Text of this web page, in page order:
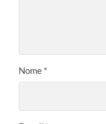
Nome *